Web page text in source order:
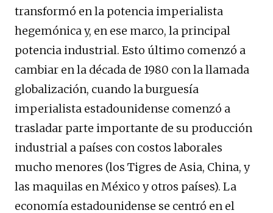
transformó en la potencia imperialista
hegemónica y, en ese marco, la principal
potencia industrial. Esto último comenzó a
cambiar en la década de 1980 con la llamada
globalización, cuando la burguesía
imperialista estadounidense comenzó a
trasladar parte importante de su producción
industrial a países con costos laborales
mucho menores (los Tigres de Asia, China, y
las maquilas en México y otros países). La
economía estadounidense se centró en el